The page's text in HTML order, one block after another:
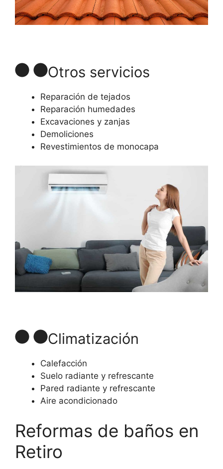
Otros servicios
Reparación de tejados
Reparación humedades
Excavaciones y zanjas
Demoliciones
Revestimientos de monocapa
Climatización
Calefacción
Suelo radiante y refrescante
Pared radiante y refrescante
Aire acondicionado
Reformas de baños en
Retiro